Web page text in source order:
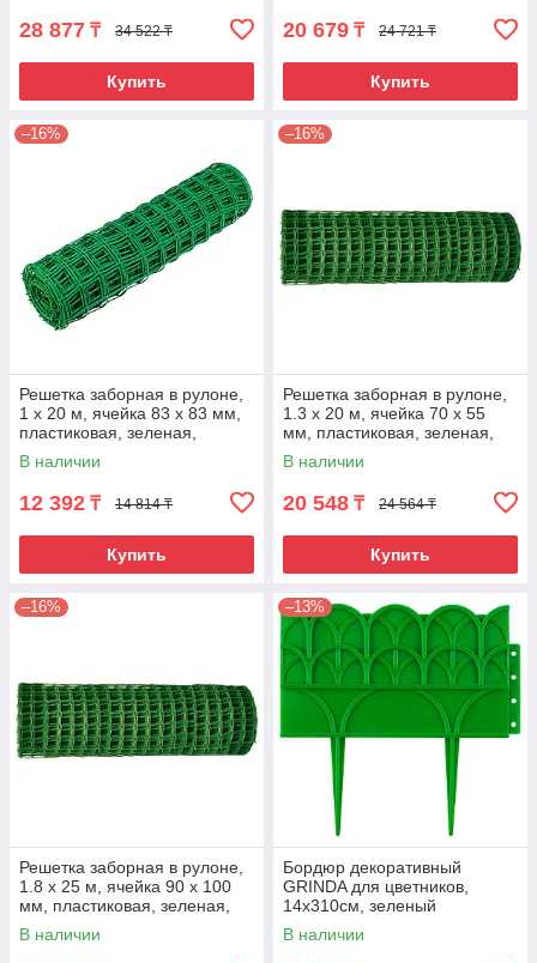
28 877 ₸ 34 522 ₸
Купить
20 679 ₸ 24 721 ₸
Купить
–16%
Решетка заборная в рулоне,
1 х 20 м, ячейка 83 х 83 мм,
пластиковая, зеленая,
Россия
В наличии
12 392 ₸ 14 814 ₸
Купить
–16%
Решетка заборная в рулоне,
1.3 х 20 м, ячейка 70 х 55
мм, пластиковая, зеленая,
Россия
В наличии
20 548 ₸ 24 564 ₸
Купить
–16%
Решетка заборная в рулоне,
1.8 х 25 м, ячейка 90 х 100
мм, пластиковая, зеленая,
Россия
В наличии
–13%
Бордюр декоративный
GRINDA для цветников,
14х310см, зеленый
В наличии